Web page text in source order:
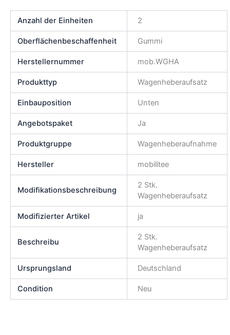
Anzahl der Einheiten 2
Oberflächenbeschaffenheit Gummi
Herstellernummer mob.WGHA
Produkttyp Wagenheberaufsatz
Einbauposition Unten
Angebotspaket Ja
Produktgruppe Wagenheberaufnahme
Hersteller mobilitee
Modifikationsbeschreibung
2 Stk.
Wagenheberaufsatz
Modifizierter Artikel ja
Beschreibu
2 Stk.
Wagenheberaufsatz
Ursprungsland Deutschland
Condition Neu